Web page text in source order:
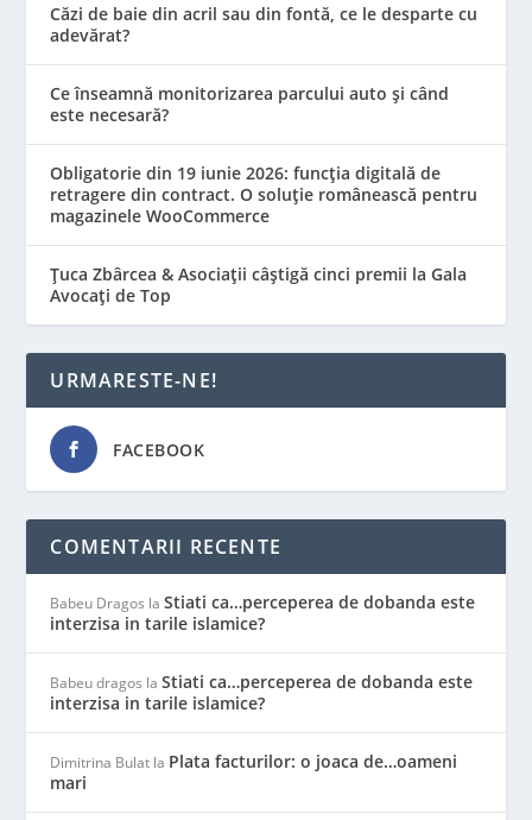
Căzi de baie din acril sau din fontă, ce le desparte cu
adevărat?
Ce înseamnă monitorizarea parcului auto și când
este necesară?
Obligatorie din 19 iunie 2026: funcția digitală de
retragere din contract. O soluție românească pentru
magazinele WooCommerce
Țuca Zbârcea & Asociații câștigă cinci premii la Gala
Avocați de Top
URMARESTE-NE!
FACEBOOK
COMENTARII RECENTE
Babeu Dragos laStiati ca…perceperea de dobanda este
interzisa in tarile islamice?
Babeu dragos laStiati ca…perceperea de dobanda este
interzisa in tarile islamice?
Dimitrina Bulat la Plata facturilor: o joaca de…oameni
mari